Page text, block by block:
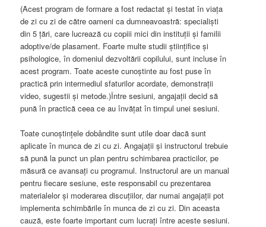
(Acest program de formare a fost redactat și testat în viața
de zi cu zi de către oameni ca dumneavoastră: specialiști
din 5 țări, care lucrează cu copiii mici din instituții și familii
adoptive/de plasament. Foarte multe studii științifice și
psihologice, în domeniul dezvoltării copilului, sunt incluse în
acest program. Toate aceste cunoștinte au fost puse în
practică prin intermediul sfaturilor acordate, demonstrații
video, sugestii și metode.)Între sesiuni, angajaţii decid să
pună în practică ceea ce au învăţat în timpul unei sesiuni.
Toate cunoştinţele dobândite sunt utile doar dacă sunt
aplicate în munca de zi cu zi. Angajaţii şi instructorul trebuie
să pună la punct un plan pentru schimbarea practicilor, pe
măsură ce avansaţi cu programul. Instructorul are un manual
pentru fiecare sesiune, este responsabil cu prezentarea
materialelor şi moderarea discuţiilor, dar numai angajaţii pot
implementa schimbările în munca de zi cu zi. Din aceasta
cauză, este foarte important cum lucrați între aceste sesiuni.